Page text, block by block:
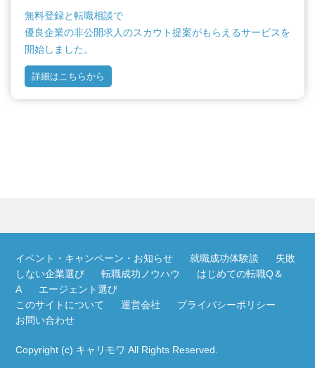
無料登録と転職相談で
優良企業の非公開求人のスカウト提案がもらえるサービスを
開始しました。
詳細はこちらから
イベント・キャンペーン・お知らせ 就職成功体験談
失敗
しない企業選び
転職成功ノウハウ
はじめての転職Q＆
A
エージェント選び
このサイトについて
運営会社
プライバシーポリシー
お問い合わせ
Copyright (c) キャリモワ All Rights Reserved.